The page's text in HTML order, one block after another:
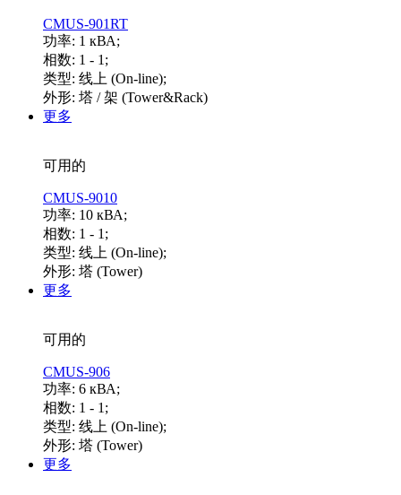
CMUS-901RT
功率: 1 кВА;
相数: 1 - 1;
类型: 线上 (On-line);
外形: 塔 / 架 (Tower&Rack)
更多
可用的
CMUS-9010
功率: 10 кВА;
相数: 1 - 1;
类型: 线上 (On-line);
外形: 塔 (Tower)
更多
可用的
CMUS-906
功率: 6 кВА;
相数: 1 - 1;
类型: 线上 (On-line);
外形: 塔 (Tower)
更多